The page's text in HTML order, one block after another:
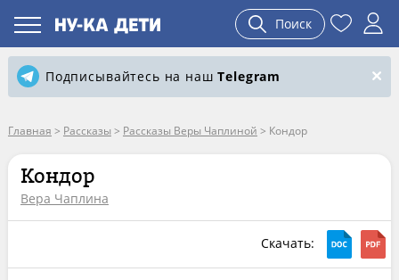
Поиск
Подписывайтесь на нашTelegram
Главная > Рассказы > Рассказы Веры Чаплиной > Кондор
Кондор
Вера Чаплина
Скачать: